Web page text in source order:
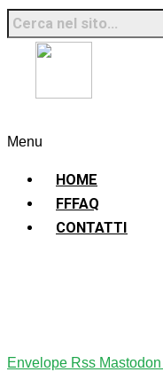
Menu
HOME
FFFAQ
CONTATTI
Envelope Rss Mastodon